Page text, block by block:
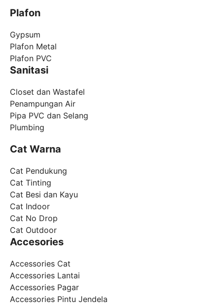
Plafon
Gypsum
Plafon Metal
Plafon PVC
Sanitasi
Closet dan Wastafel
Penampungan Air
Pipa PVC dan Selang
Plumbing
Cat Warna
Cat Pendukung
Cat Tinting
Cat Besi dan Kayu
Cat Indoor
Cat No Drop
Cat Outdoor
Accesories
Accessories Cat
Accessories Lantai
Accessories Pagar
Accessories Pintu Jendela